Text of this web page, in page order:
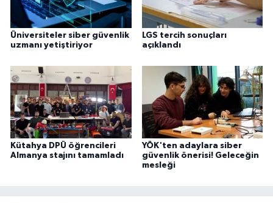
Üniversiteler siber güvenlik
uzmanı yetiştiriyor
LGS tercih sonuçları
açıklandı
Kütahya DPÜ öğrencileri
Almanya stajını tamamladı
YÖK'ten adaylara siber
güvenlik önerisi! Geleceğin
mesleği